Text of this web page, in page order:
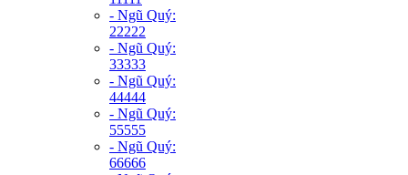
- Ngũ Quý:
22222
- Ngũ Quý:
33333
- Ngũ Quý:
44444
- Ngũ Quý:
55555
- Ngũ Quý:
66666